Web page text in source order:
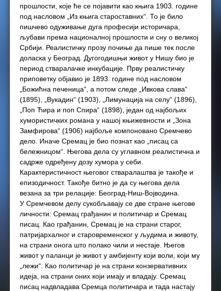
прошлости, које ће се појавити као књига 1903. године
под насловом „Из књига староставних“. То је било
пишчево одуживање дуга професији историчара,
љубави према националној прошлости и сну о великој
Србији. Реалистичку прозу почиње да пише тек после
доласка у Београд. Дугогодишњи живот у Нишу био је
период стваралачке инкубације. Прву реалистичку
приповетку објавио је 1893. године под насловом
„Божићна печеница“, а потом следе „Ивкова слава“
(1895), „Вукадин“ (1903), „Лимунација на селу“ (1896),
„Поп Ћира и поп Спира“ (1898), један од најбољих
хумористичких романа у нашој књижевности и „Зона
Замфирова“ (1906) најбоље компоновано Сремчево
дело. Иначе Сремац је био познат као „писац са
бележницом“. Његова дела су углавном реалистична и
садрже одређену дозу хумора у себи.
Карактеристичност његовог стваралаштва је такође и
епизодичност. Такође битно је да су његова дела
везана за три релације: Београд-Ниш-Војводина.
У Сремчевом делу сукобљавају се две стране његове
личности: Сремац грађанин и политичар и Сремац
писац. Као грађанин, Сремац је на страни старог,
патријархалног и старовременског у људима и животу,
на страни онога што полако чили и нестаје. Његов
живот у паланци је живот у амбијенту који воли, који му
„лежи“. Као политичар је на страни конзервативних
идеја, на страни оних који имају и владају. Сремац
писац надвладава Сремца политичара и тада настају